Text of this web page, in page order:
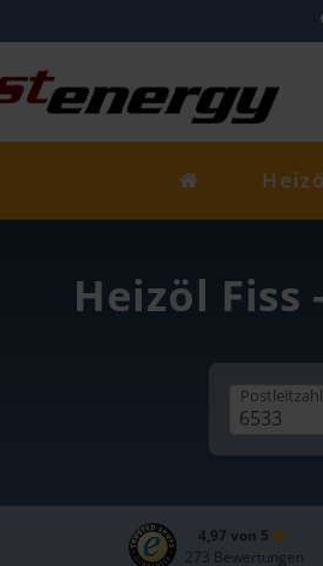
Heizöl
Postleitzahl
4,97 von 5
273 Bewertungen